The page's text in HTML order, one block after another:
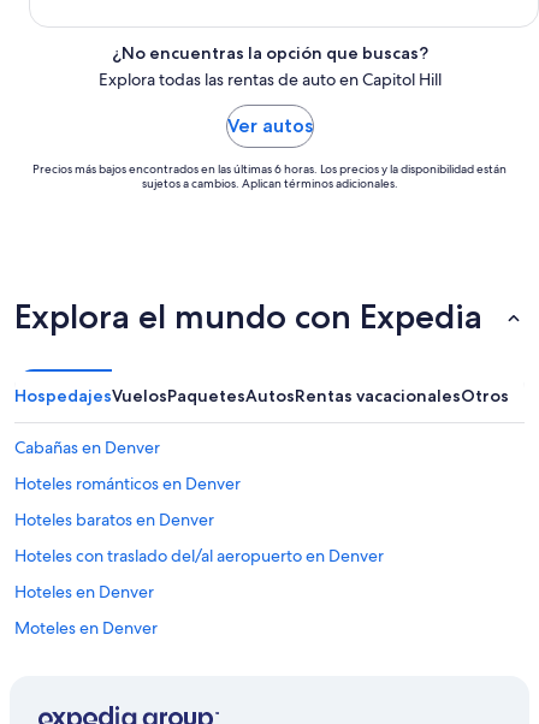
¿No encuentras la opción que buscas?
Explora todas las rentas de auto en Capitol Hill
Ver autos
Precios más bajos encontrados en las últimas 6 horas. Los precios y la disponibilidad están
sujetos a cambios. Aplican términos adicionales.
Explora el mundo con Expedia
HospedajesVuelosPaquetesAutosRentas vacacionalesOtros
Cabañas en Denver
Hoteles románticos en Denver
Hoteles baratos en Denver
Hoteles con traslado del/al aeropuerto en Denver
Hoteles en Denver
Moteles en Denver